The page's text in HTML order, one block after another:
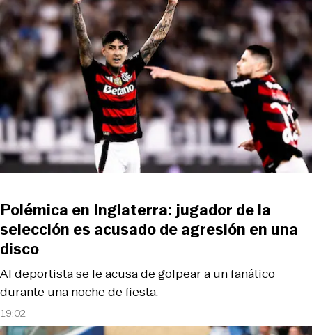
19:02
Al deportista se le acusa de golpear a un fanático
durante una noche de fiesta.
Polémica en Inglaterra: jugador de la
selección es acusado de agresión en una
disco